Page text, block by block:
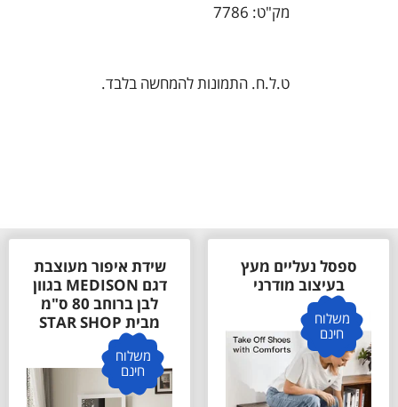
מק"ט: 7786
ט.ל.ח. התמונות להמחשה בלבד.
ספסל נעליים מעץ
בעיצוב מודרני
משלוח
חינם
שידת איפור מעוצבת
דגם MEDISON בגוון
לבן ברוחב 80 ס"מ
מבית STAR SHOP
משלוח
חינם